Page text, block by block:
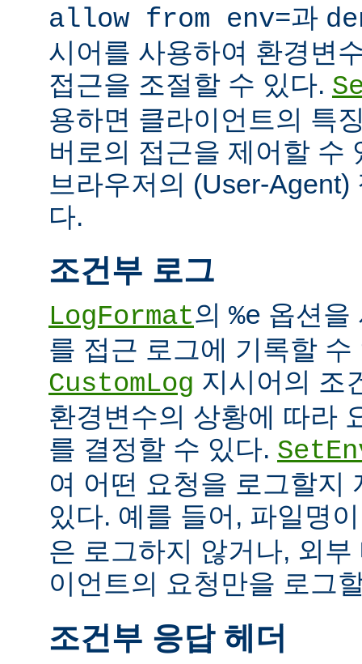
allow from env=과
시어를 사용하여 환경변
접근을 조절할 수 있다.
용하면 클라이언트의 특
버로의 접근을 제어할 수
브라우저의 (User-
다.
조건부 로그
LogFormat의 %e 옵션을
를 접근 로그에 기록할 수
CustomLog 지시어의 조
환경변수의 상황에 따라
를 결정할 수 있다.
여 어떤 요청을 로그할지
있다. 예를 들어, 파일명
은 로그하지 않거나, 외
이언트의 요청만을 로그
조건부 응답 헤더